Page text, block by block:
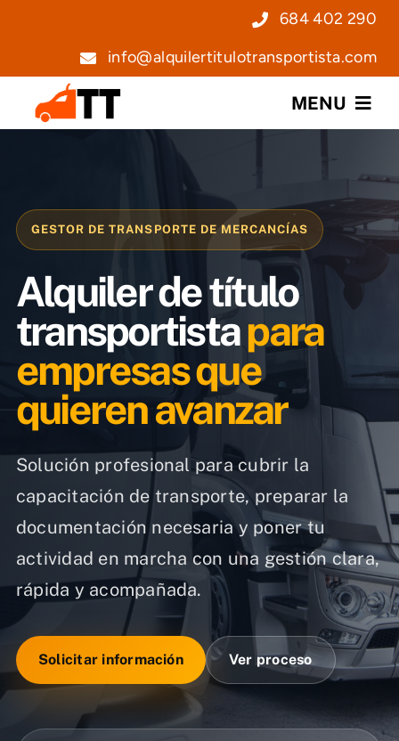
684 402 290
info@alquilertitulotransportista.com
MENU
Servicios
Noticias
Contacto
GESTOR DE TRANSPORTE DE MERCANCÍAS
Alquiler de título
transportistapara
empresas que
quieren avanzar
Solución profesional para cubrir la
capacitación de transporte, preparar la
documentación necesaria y poner tu
actividad en marcha con una gestión clara,
rápida y acompañada.
Solicitar información Ver proceso